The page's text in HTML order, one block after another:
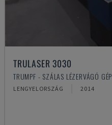
TRULASER 3030
TRUMPF - SZÁLAS LÉZERVÁGÓ GÉP
LENGYELORSZÁG 2014